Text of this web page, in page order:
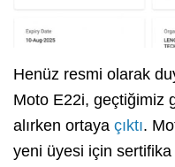
Henüz resmi olarak
Moto E22i, geçtiğimiz
alırken ortaya çıktı.
yeni üyesi için